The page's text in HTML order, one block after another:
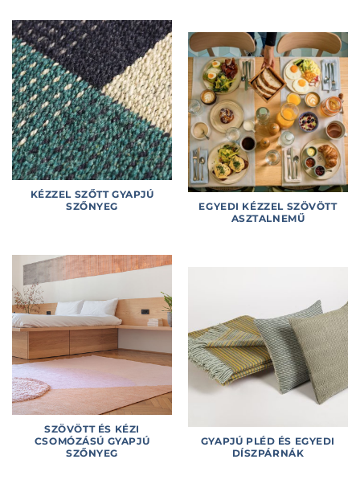
KÉZZEL SZŐTT GYAPJÚ
SZŐNYEG
EGYEDI KÉZZEL SZÖVÖTT
ASZTALNEMŰ
SZÖVÖTT ÉS KÉZI
CSOMÓZÁSÚ GYAPJÚ
SZŐNYEG
GYAPJÚ PLÉD ÉS EGYEDI
DÍSZPÁRNÁK